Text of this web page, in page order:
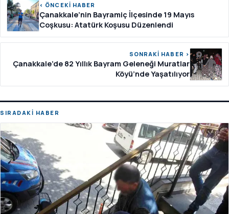
‹ ÖNCEKİ HABER
Çanakkale’nin Bayramiç İlçesinde 19 Mayıs
Coşkusu: Atatürk Koşusu Düzenlendi
SONRAKİ HABER ›
Çanakkale’de 82 Yıllık Bayram Geleneği Muratlar
Köyü’nde Yaşatılıyor
SIRADAKİ HABER